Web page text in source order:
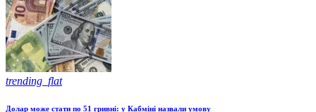
trending_flat
Долар може стати по 51 гривні: у Кабміні назвали умову